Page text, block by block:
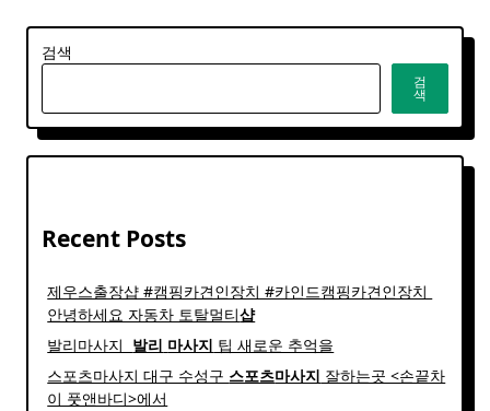
검색
검
색
Recent Posts
제우스출장샵 #캠핑카견인장치 #카인드캠핑카견인장치 ​
안녕하세요 자동차 토탈멀티샵
발리마사지 ​ 발리 마사지 팁 새로운 추억을
스포츠마사지 대구 수성구 스포츠마사지 잘하는곳 <손끝차
이 풋앤바디>에서